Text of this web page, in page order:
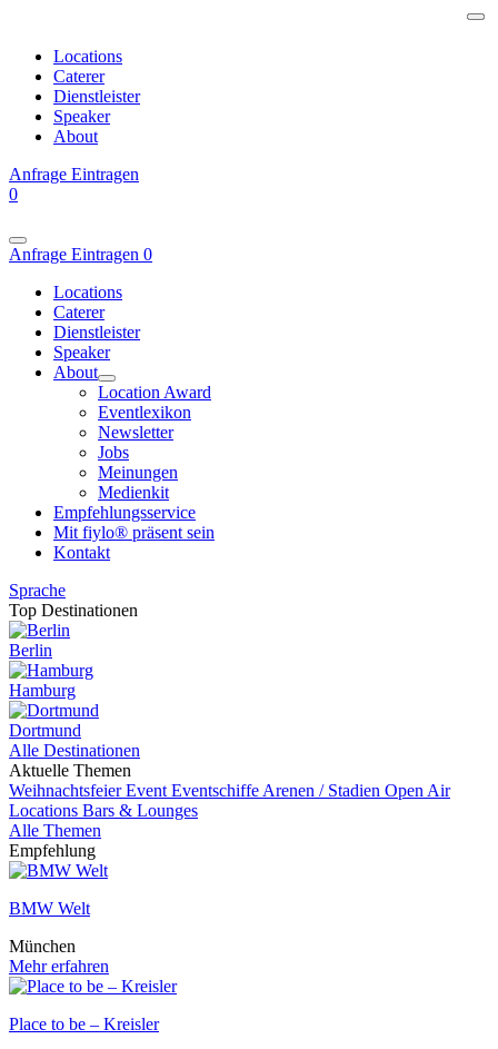
Locations
Caterer
Dienstleister
Speaker
About
Anfrage Eintragen
0
Anfrage Eintragen 0
Locations
Caterer
Dienstleister
Speaker
About
Location Award
Eventlexikon
Newsletter
Jobs
Meinungen
Medienkit
Empfehlungsservice
Mit fiylo® präsent sein
Kontakt
Sprache
Top Destinationen
Berlin
Hamburg
Dortmund
Alle Destinationen
Aktuelle Themen
WeihnachtsfeierEvent Eventschiffe Arenen / Stadien Open Air
Locations Bars & Lounges
Alle Themen
Empfehlung
BMW Welt
München
Mehr erfahren
Place to be – Kreisler